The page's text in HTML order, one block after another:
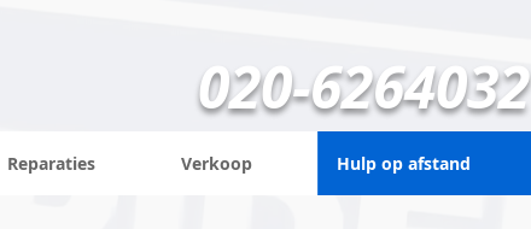
020-6264032
Reparaties Verkoop Hulp op afstand